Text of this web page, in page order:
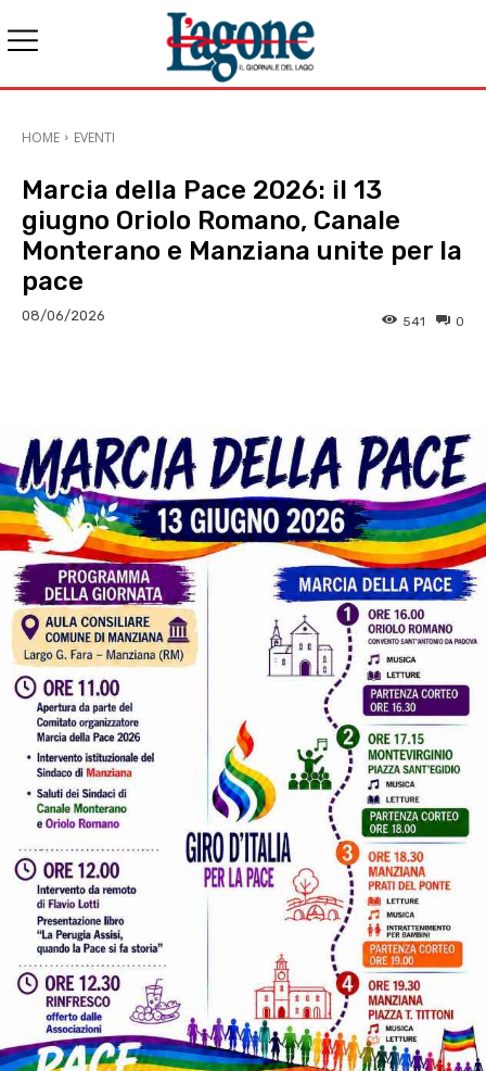
HOME EVENTI
Marcia della Pace 2026: il 13
giugno Oriolo Romano, Canale
Monterano e Manziana unite per la
pace
08/06/2026 0
541